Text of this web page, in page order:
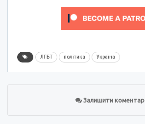
ЛГБТ політика Україна
Залишити коментар